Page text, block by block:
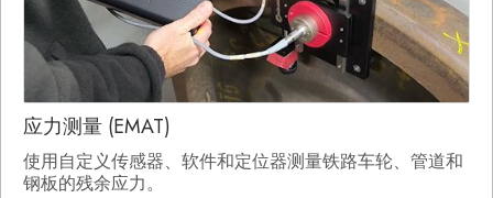
应力测量 (EMAT)
使用自定义传感器、软件和定位器测量铁路车轮、管道和
钢板的残余应力。